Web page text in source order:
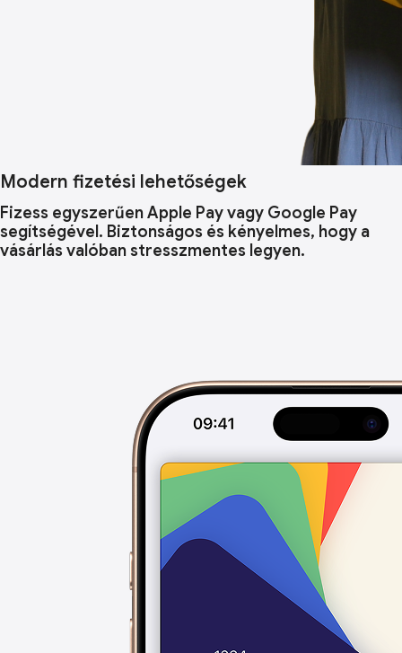
Modern fizetési lehetőségek
Fizess egyszerűen Apple Pay vagy Google Pay
segítségével. Biztonságos és kényelmes, hogy a
vásárlás valóban stresszmentes legyen.